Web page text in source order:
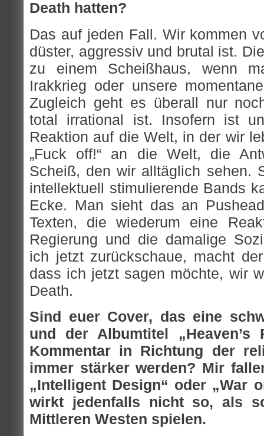
Death hatten?
Das auf jeden Fall. Wir kommen
düster, aggressiv und brutal ist.
zu einem Scheißhaus, wenn
Irakkrieg oder unsere
Zugleich geht es überall nur
total irrational ist. Insofern ist
Reaktion auf die Welt, in der wir
„Fuck off!“ an die Welt, die
Scheiß, den wir alltäglich sehen.
intellektuell stimulierende Bands
Ecke. Man sieht das an
Texten, die wiederum eine
Regierung und die damalige
ich jetzt zurückschaue, macht
dass ich jetzt sagen möchte, wir
Death.
Sind euer Cover, das eine
und der Albumtitel „Heaven’s
Kommentar in Richtung der
immer stärker werden? Mir
„Intelligent Design“ oder „War
wirkt jedenfalls nicht so, als
Mittleren Westen spielen.